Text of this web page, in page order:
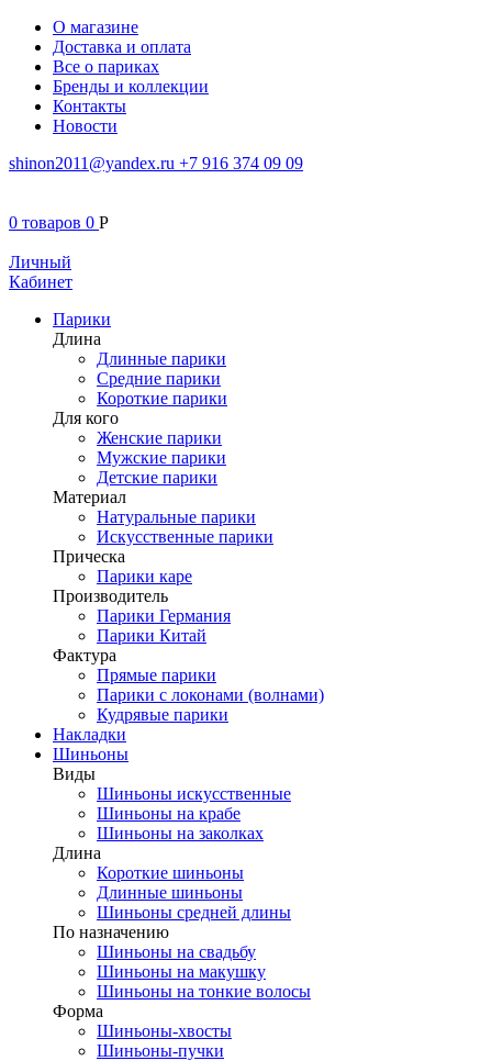
О магазине
Доставка и оплата
Все о париках
Бренды и коллекции
Контакты
Новости
shinon2011@yandex.ru +7 916 374 09 09
0 товаров 0 Р
Личный
Кабинет
Парики
Длина
Длинные парики
Средние парики
Короткие парики
Для кого
Женские парики
Мужские парики
Детские парики
Материал
Натуральные парики
Искусственные парики
Прическа
Парики каре
Производитель
Парики Германия
Парики Китай
Фактура
Прямые парики
Парики с локонами (волнами)
Кудрявые парики
Накладки
Шиньоны
Виды
Шиньоны искусственные
Шиньоны на крабе
Шиньоны на заколках
Длина
Короткие шиньоны
Длинные шиньоны
Шиньоны средней длины
По назначению
Шиньоны на свадьбу
Шиньоны на макушку
Шиньоны на тонкие волосы
Форма
Шиньоны-хвосты
Шиньоны-пучки